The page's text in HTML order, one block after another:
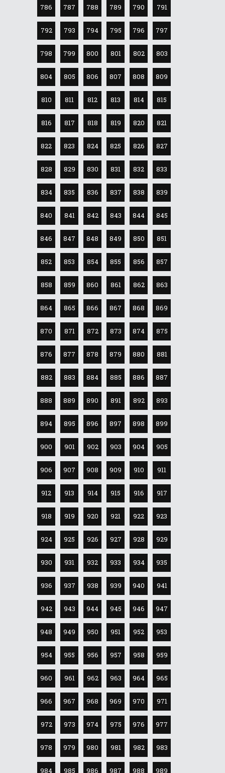
786 787 788 789 790 791
792 793 794 795 796 797
798 799 800 801 802 803
804 805 806 807 808 809
810 811 812 813 814 815
816 817 818 819 820 821
822 823 824 825 826 827
828 829 830 831 832 833
834 835 836 837 838 839
840 841 842 843 844 845
846 847 848 849 850 851
852 853 854 855 856 857
858 859 860 861 862 863
864 865 866 867 868 869
870 871 872 873 874 875
876 877 878 879 880 881
882 883 884 885 886 887
888 889 890 891 892 893
894 895 896 897 898 899
900 901 902 903 904 905
906 907 908 909 910 911
912 913 914 915 916 917
918 919 920 921 922 923
924 925 926 927 928 929
930 931 932 933 934 935
936 937 938 939 940 941
942 943 944 945 946 947
948 949 950 951 952 953
954 955 956 957 958 959
960 961 962 963 964 965
966 967 968 969 970 971
972 973 974 975 976 977
978 979 980 981 982 983
984 985 986 987 988 989